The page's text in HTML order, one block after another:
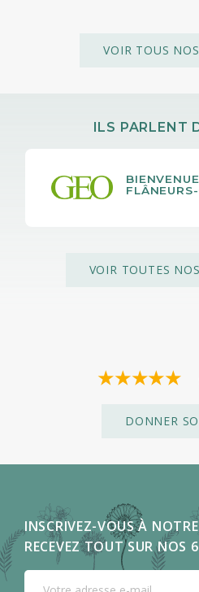
VOIR TOUS
ILS PARLENT
VOIR TOUTES
DONNER
INSCRIVEZ-VOUS À
RECEVEZ TOUT SUR NOS